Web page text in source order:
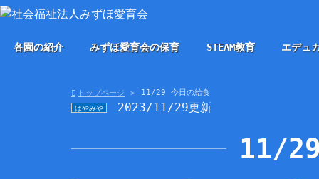
各園の紹介 みずほ愛育会の保育 STEAM教育 エデュ
トップページ 11/29 今日の給食
はやみや 2023/11/29更新
11/